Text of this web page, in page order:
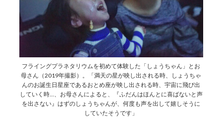
フライングプラネタリウムを初めて体験した「しょうちゃん」とお
母さん（2019年撮影）。「満天の星が映し出される時、しょうちゃ
んのお誕生日星座であるおとめ座が映し出される時、宇宙に飛び出
していく時…、お母さんによると、『ふだんはほんとに喜ばないと声
を出さない』はずのしょうちゃんが、何度も声を出して嬉しそうに
していたそうです」